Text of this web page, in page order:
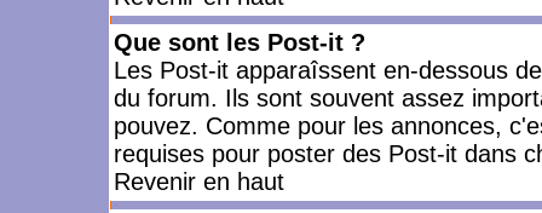
Que sont les Post-it ?
Les Post-it apparaîssent en-dessous
du forum. Ils sont souvent assez
pouvez. Comme pour les annonces,
requises pour poster des Post-it dans
Revenir en haut